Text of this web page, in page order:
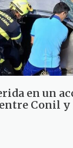
en un
Conil y